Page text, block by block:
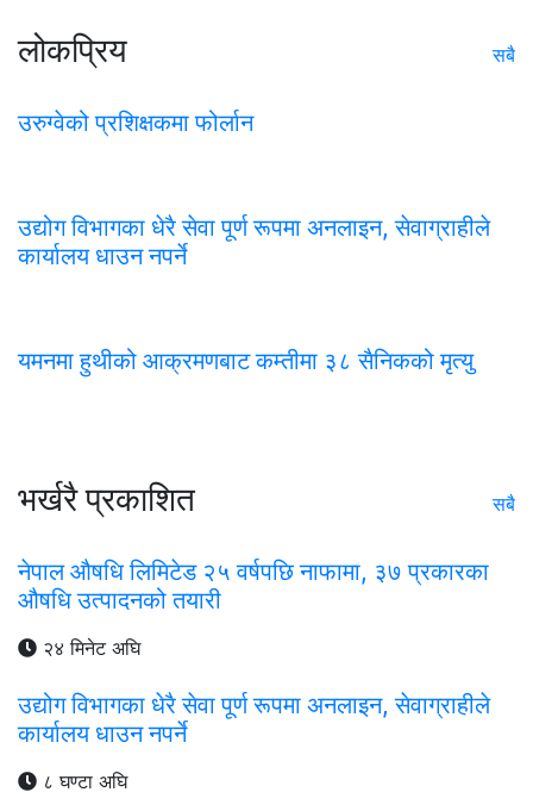
लोकप्रिय सबै
उरुग्वेको प्रशिक्षकमा फोर्लान
उद्योग विभागका धेरै सेवा पूर्ण रूपमा अनलाइन, सेवाग्राहीले
कार्यालय धाउन नपर्ने
यमनमा हुथीको आक्रमणबाट कम्तीमा ३८ सैनिकको मृत्यु
भर्खरै प्रकाशित सबै
नेपाल औषधि लिमिटेड २५ वर्षपछि नाफामा, ३७ प्रकारका
औषधि उत्पादनको तयारी
२४ मिनेट अघि
उद्योग विभागका धेरै सेवा पूर्ण रूपमा अनलाइन, सेवाग्राहीले
कार्यालय धाउन नपर्ने
८ घण्टा अघि